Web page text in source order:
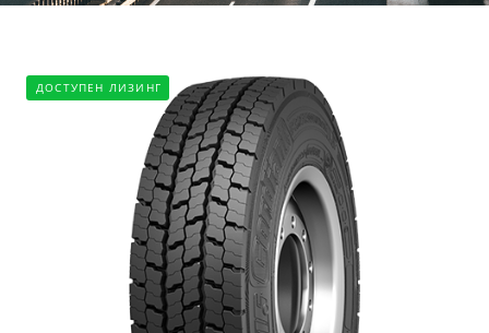
ДОСТУПЕН ЛИЗИНГ